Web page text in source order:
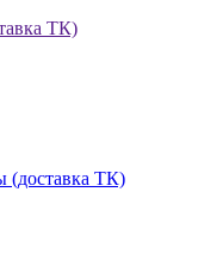
ТК)
(доставка ТК)